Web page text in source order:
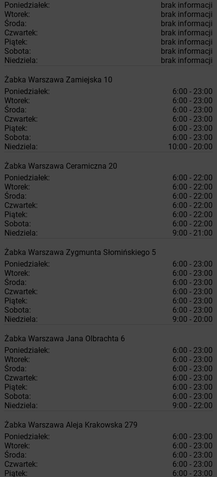
Poniedziałek:
brak informacji
Wtorek:
brak informacji
Środa:
brak informacji
Czwartek:
brak informacji
Piątek:
brak informacji
Sobota:
brak informacji
Niedziela:
brak informacji
Żabka Warszawa Zamiejska 10
Poniedziałek:
6:00 - 23:00
Wtorek:
6:00 - 23:00
Środa:
6:00 - 23:00
Czwartek:
6:00 - 23:00
Piątek:
6:00 - 23:00
Sobota:
6:00 - 23:00
Niedziela:
10:00 - 20:00
Żabka Warszawa Ceramiczna 20
Poniedziałek:
6:00 - 22:00
Wtorek:
6:00 - 22:00
Środa:
6:00 - 22:00
Czwartek:
6:00 - 22:00
Piątek:
6:00 - 22:00
Sobota:
6:00 - 22:00
Niedziela:
9:00 - 21:00
Żabka Warszawa Zygmunta Słomińskiego 5
Poniedziałek:
6:00 - 23:00
Wtorek:
6:00 - 23:00
Środa:
6:00 - 23:00
Czwartek:
6:00 - 23:00
Piątek:
6:00 - 23:00
Sobota:
6:00 - 23:00
Niedziela:
9:00 - 20:00
Żabka Warszawa Jana Olbrachta 6
Poniedziałek:
6:00 - 23:00
Wtorek:
6:00 - 23:00
Środa:
6:00 - 23:00
Czwartek:
6:00 - 23:00
Piątek:
6:00 - 23:00
Sobota:
6:00 - 23:00
Niedziela:
9:00 - 22:00
Żabka Warszawa Aleja Krakowska 279
Poniedziałek:
6:00 - 23:00
Wtorek:
6:00 - 23:00
Środa:
6:00 - 23:00
Czwartek:
6:00 - 23:00
Piątek:
6:00 - 23:00